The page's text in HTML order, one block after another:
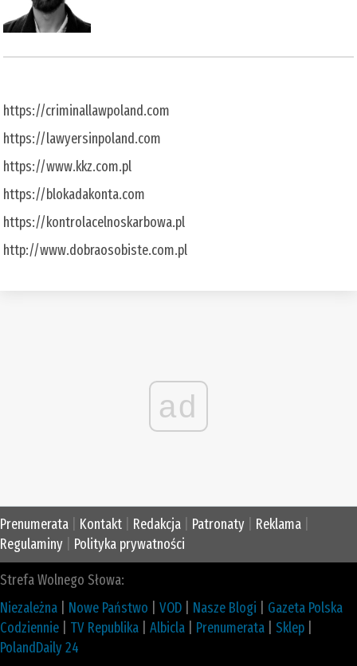
https://criminallawpoland.com
https://lawyersinpoland.com
https://www.kkz.com.pl
https://blokadakonta.com
https://kontrolacelnoskarbowa.pl
http://www.dobraosobiste.com.pl
ad
Prenumerata Kontakt Redakcja Patronaty Reklama
Regulaminy
Polityka prywatności
Strefa Wolnego Słowa:
Niezależna
Nowe Państwo VOD Nasze Blogi
Gazeta Polska
Codziennie
TV Republika Albicla Prenumerata Sklep
PolandDaily 24